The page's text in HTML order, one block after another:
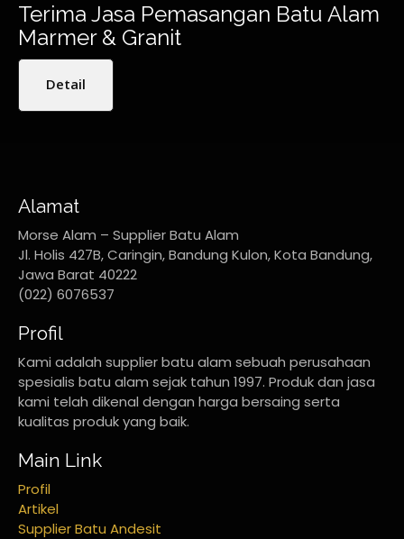
Terima Jasa Pemasangan Batu Alam
Marmer & Granit
Detail
Alamat
Morse Alam – Supplier Batu Alam
Jl. Holis 427B, Caringin, Bandung Kulon, Kota Bandung,
Jawa Barat 40222
(022) 6076537
Profil
Kami adalah supplier batu alam sebuah perusahaan
spesialis batu alam sejak tahun 1997. Produk dan jasa
kami telah dikenal dengan harga bersaing serta
kualitas produk yang baik.
Main Link
Profil
Artikel
Supplier Batu Andesit